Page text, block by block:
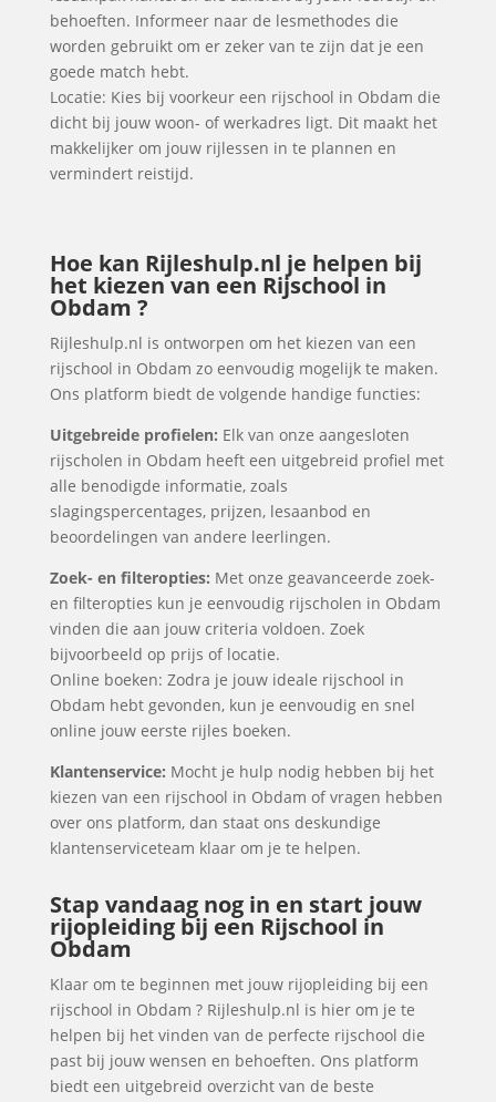
behoeften. Informeer naar de lesmethodes die
worden gebruikt om er zeker van te zijn dat je een
goede match hebt.
Locatie: Kies bij voorkeur een rijschool in Obdam die
dicht bij jouw woon- of werkadres ligt. Dit maakt het
makkelijker om jouw rijlessen in te plannen en
vermindert reistijd.
Hoe kan Rijleshulp.nl je helpen bij
het kiezen van een Rijschool in
Obdam ?
Rijleshulp.nl is ontworpen om het kiezen van een
rijschool in Obdam zo eenvoudig mogelijk te maken.
Ons platform biedt de volgende handige functies:
Uitgebreide profielen: Elk van onze aangesloten
rijscholen in Obdam heeft een uitgebreid profiel met
alle benodigde informatie, zoals
slagingspercentages, prijzen, lesaanbod en
beoordelingen van andere leerlingen.
Zoek- en filteropties: Met onze geavanceerde zoek-
en filteropties kun je eenvoudig rijscholen in Obdam
vinden die aan jouw criteria voldoen. Zoek
bijvoorbeeld op prijs of locatie.
Online boeken: Zodra je jouw ideale rijschool in
Obdam hebt gevonden, kun je eenvoudig en snel
online jouw eerste rijles boeken.
Klantenservice: Mocht je hulp nodig hebben bij het
kiezen van een rijschool in Obdam of vragen hebben
over ons platform, dan staat ons deskundige
klantenserviceteam klaar om je te helpen.
Stap vandaag nog in en start jouw
rijopleiding bij een Rijschool in
Obdam
Klaar om te beginnen met jouw rijopleiding bij een
rijschool in Obdam ? Rijleshulp.nl is hier om je te
helpen bij het vinden van de perfecte rijschool die
past bij jouw wensen en behoeften. Ons platform
biedt een uitgebreid overzicht van de beste